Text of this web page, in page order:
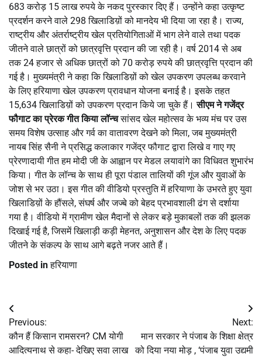
683 करोड़ 15 लाख रुपये के नकद पुरस्कार दिए हैं। उन्होंने कहा उत्कृष्ट
प्रदर्शन करने वाले 298 खिलाडिय़ों को मानदेय भी दिया जा रहा है। राज्य,
राष्ट्रीय और अंतर्राष्ट्रीय खेल प्रतियोगिताओं में भाग लेने वाले तथा पदक
जीतने वाले छात्रों को छात्रवृत्ति प्रदान की जा रही है। वर्ष 2014 से अब
तक 24 हजार से अधिक छात्रों को 70 करोड़ रुपये की छात्रवृत्ति प्रदान की
गई है। मुख्यमंत्री ने कहा कि खिलाडिय़ों को खेल उपकरण उपलब्ध करवाने
के लिए हरियाणा खेल उपकरण प्रावधान योजना बनाई है। इसके तहत
15,634 खिलाडिय़ों को उपकरण प्रदान किये जा चुके हैं।सीएम ने गजेंद्र
फौगाट का प्रेरक गीत किया लॉन्चसांसद खेल महोत्सव के भव्य मंच पर उस
समय विशेष उत्साह और गर्व का वातावरण देखने को मिला, जब मुख्यमंत्री
नायब सिंह सैनी ने प्रसिद्ध कलाकार गजेंद्र फौगाट द्वारा लिखे व गाए गए
प्रेरणादायी गीत हम मोदी जी के आह्वान पर मेडल लयावांगे का विधिवत शुभारंभ
किया। गीत के लॉन्च के साथ ही पूरा पंडाल तालियों की गूंज और युवाओं के
जोश से भर उठा। इस गीत की वीडियो प्रस्तुति में हरियाणा के उभरते हुए युवा
खिलाडिय़ों के हौंसले, संघर्ष और जज्बे को बेहद प्रभावशाली ढंग से दर्शाया
गया है। वीडियो में ग्रामीण खेल मैदानों से लेकर बड़े मुकाबलों तक की झलक
दिखाई गई है, जिसमें खिलाड़ी कड़ी मेहनत, अनुशासन और देश के लिए पदक
जीतने के संकल्प के साथ आगे बढ़ते नजर आते हैं।
Posted inहरियाणा
Post
navigation
Previous:
कौन हैं किसान रामसरन? CM योगी
आदित्यनाथ से कहा- देखिए सवा लाख
Next:
मान सरकार ने पंजाब के शिक्षा क्षेत्र
को दिया नया मोड़ , ‘पंजाब युवा उद्यमी